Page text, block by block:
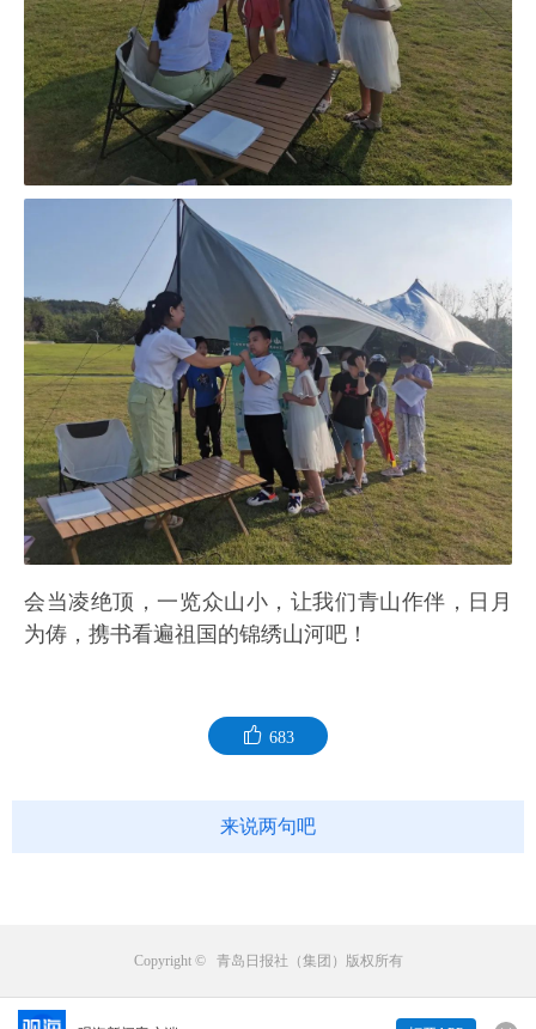
会当凌绝顶，一览众山小，让我们青山作伴，日月
为俦，携书看遍祖国的锦绣山河吧！
683
来说两句吧
Copyright © 青岛日报社（集团）版权所有